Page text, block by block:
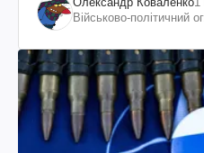
вдалося
Військово-політичний